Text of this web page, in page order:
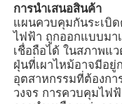
การนําเสนอสินค้า
แผนควบคุมกันระเบิด
ไฟฟ้า ถูกออกแบบมา
เชื่อถือได้ ในสภาพแ
ฝุ่นที่เผาไหม้อาจมีอยู่
อุตสาหกรรมที่ต้องก
วงจร การควบคุมไฟ